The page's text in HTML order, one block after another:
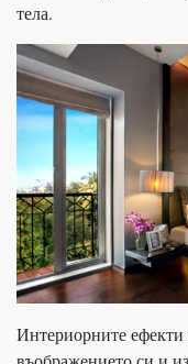
тела.
Интериорните ефекти